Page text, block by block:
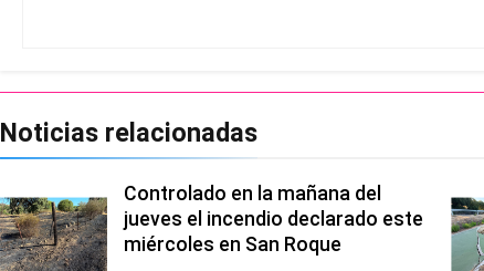
Noticias relacionadas
Controlado en la mañana del
jueves el incendio declarado este
miércoles en San Roque